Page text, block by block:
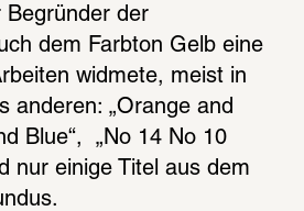
Begründer der
dem Farbton Gelb eine
widmete, meist in
anderen: „Orange and
Blue“,  „No 14 No 10
nur einige Titel aus dem